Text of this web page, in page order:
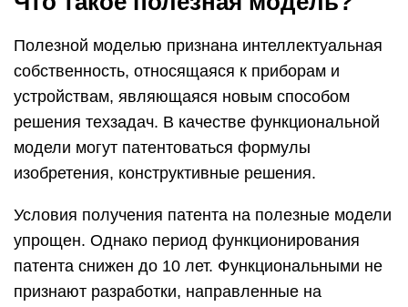
Полезной моделью признана интеллектуальная
собственность, относящаяся к приборам и
устройствам, являющаяся новым способом
решения техзадач. В качестве функциональной
модели могут патентоваться формулы
изобретения, конструктивные решения.
Условия получения патента на полезные модели
упрощен. Однако период функционирования
патента снижен до 10 лет. Функциональными не
признают разработки, направленные на